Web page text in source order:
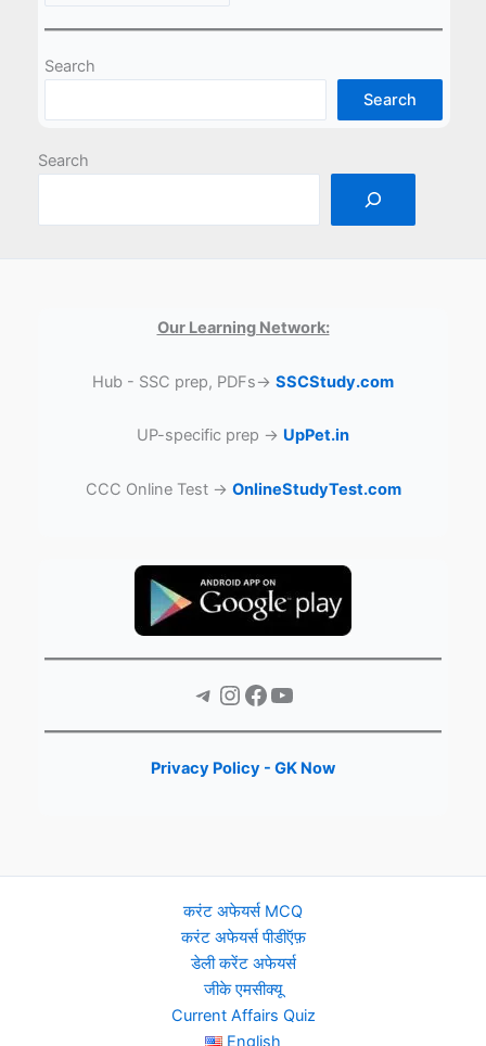
Search
Search
Search
Our Learning Network:
Hub - SSC prep, PDFs→ SSCStudy.com
UP-specific prep → UpPet.in
CCC Online Test → OnlineStudyTest.com
Telegram Instagram Facebook YouTube
Privacy Policy - GK Now
करंट अफेयर्स MCQ
करंट अफेयर्स पीडीऍफ़
डेली करेंट अफेयर्स
जीके एमसीक्यू
Current Affairs Quiz
English